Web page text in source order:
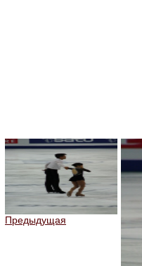
Предыдущая